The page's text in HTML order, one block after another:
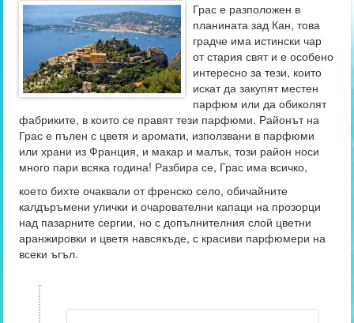
Грас е разположен в
планината зад Кан, това
градче има истински чар
от стария свят и е особено
интересно за тези, които
искат да закупят местен
парфюм или да обиколят
фабриките, в които се правят тези парфюми. Районът на
Грас е пълен с цветя и аромати, използвани в парфюми
или храни из Франция, и макар и малък, този район носи
много пари всяка година! Разбира се, Грас има всичко,
което бихте очаквали от френско село, обичайните
калдъръмени улички и очарователни капаци на прозорци
над пазарните сергии, но с допълнителния слой цветни
аранжировки и цветя навсякъде, с красиви парфюмери на
всеки ъгъл.